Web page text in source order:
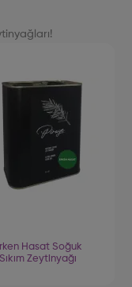
Hasat Soğuk
Sıkım Zeytinyağı